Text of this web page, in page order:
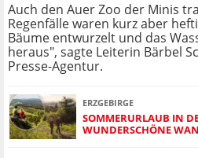
Auch den Auer Zoo der Minis
Regenfälle waren kurz aber
Bäume entwurzelt und das
heraus", sagte Leiterin Bärbel
Presse-Agentur.
ERZGEBIRGE
SOMMERURLAUB IN
WUNDERSCHÖNE